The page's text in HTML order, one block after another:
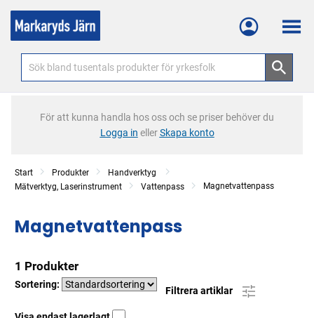
Meny
För att kunna handla hos oss och se priser behöver du
Logga in ellerSkapa konto
Start Produkter
Handverktyg
Mätverktyg, Laserinstrument
Vattenpass Magnetvattenpass
Magnetvattenpass
1 Produkter
Sortering:
Filtrera artiklar